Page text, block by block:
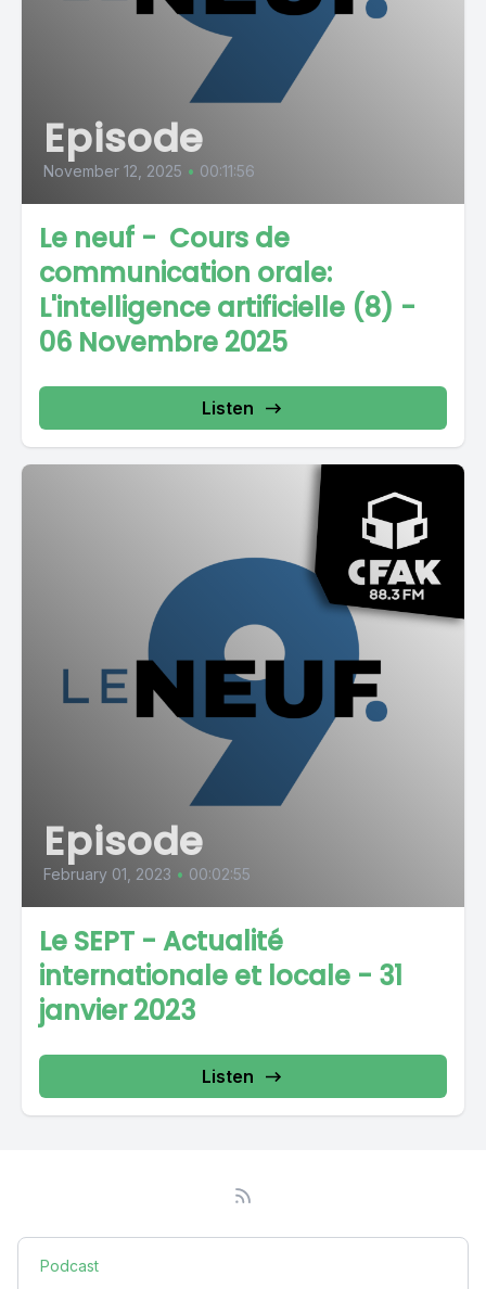
Episode
November 12, 2025 • 00:11:56
Le neuf - Cours de
communication orale:
L'intelligence artificielle (8) -
06 Novembre 2025
Listen
Episode
February 01, 2023 • 00:02:55
Le SEPT - Actualité
internationale et locale - 31
janvier 2023
Listen
Podcast